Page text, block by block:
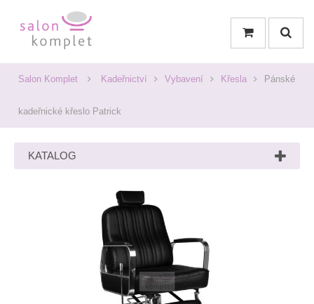
Salon Komplet Kadeřnictví Vybavení Křesla Pánské
kadeřnické křeslo Patrick
KATALOG